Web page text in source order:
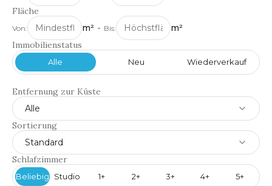
Fläche
Von: m² - Bis:
m²
Immobilienstatus
Alle Neu Wiederverkauf
Entfernung zur Küste
Alle
Sortierung
Standard
Schlafzimmer
Beliebig Studio 1+ 2+ 3+ 4+ 5+